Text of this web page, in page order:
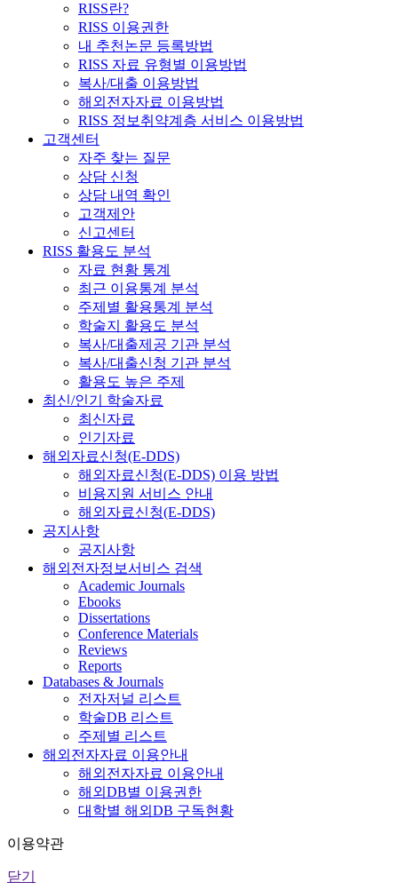
RISS란?
RISS 이용권한
내 추천논문 등록방법
RISS 자료 유형별 이용방법
복사/대출 이용방법
해외전자자료 이용방법
RISS 정보취약계층 서비스 이용방법
고객센터
자주 찾는 질문
상담 신청
상담 내역 확인
고객제안
신고센터
RISS 활용도 분석
자료 현황 통계
최근 이용통계 분석
주제별 활용통계 분석
학술지 활용도 분석
복사/대출제공 기관 분석
복사/대출신청 기관 분석
활용도 높은 주제
최신/인기 학술자료
최신자료
인기자료
해외자료신청(E-DDS)
해외자료신청(E-DDS) 이용 방법
비용지원 서비스 안내
해외자료신청(E-DDS)
공지사항
공지사항
해외전자정보서비스 검색
Academic Journals
Ebooks
Dissertations
Conference Materials
Reviews
Reports
Databases & Journals
전자저널 리스트
학술DB 리스트
주제별 리스트
해외전자자료 이용안내
해외전자자료 이용안내
해외DB별 이용권한
대학별 해외DB 구독현황
이용약관
닫기